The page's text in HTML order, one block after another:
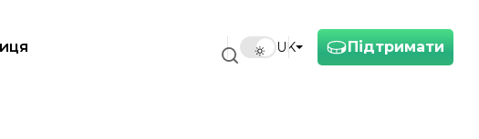
Підтримати
UK